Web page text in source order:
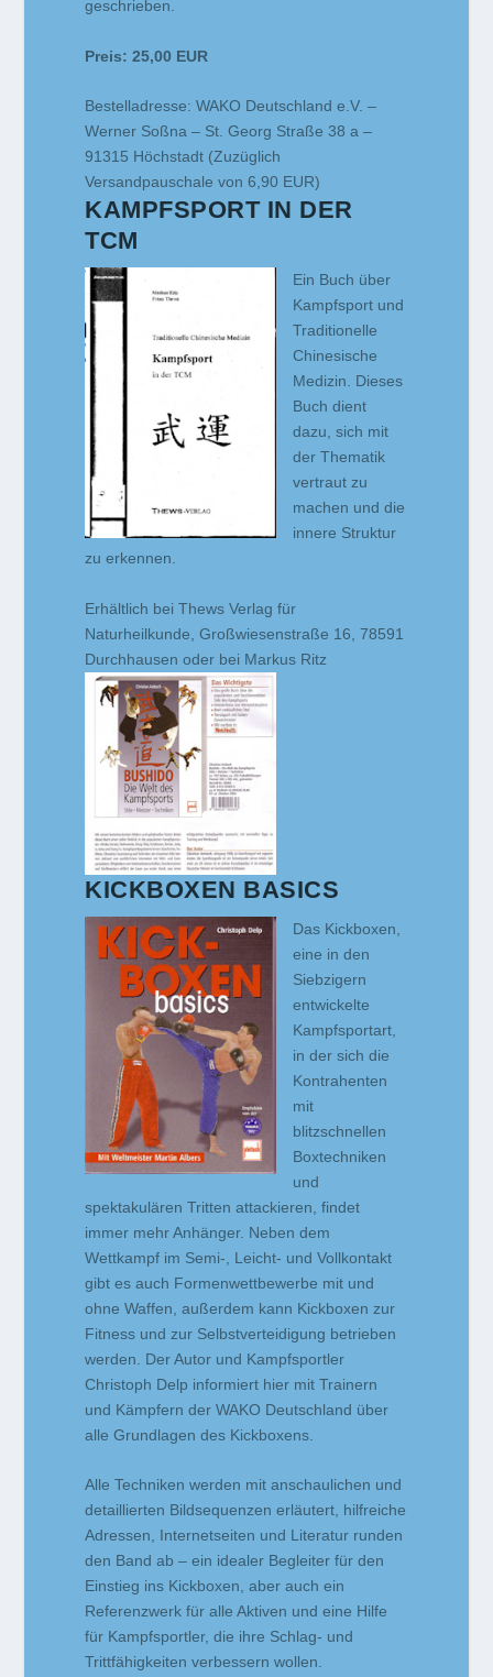
geschrieben.
Preis: 25,00 EUR
Bestelladresse: WAKO Deutschland e.V. –
Werner Soßna – St. Georg Straße 38 a –
91315 Höchstadt (Zuzüglich
Versandpauschale von 6,90 EUR)
KAMPFSPORT IN DER
TCM
Ein Buch über
Kampfsport und
Traditionelle
Chinesische
Medizin. Dieses
Buch dient
dazu, sich mit
der Thematik
vertraut zu
machen und die
innere Struktur
zu erkennen.
Erhältlich bei Thews Verlag für
Naturheilkunde, Großwiesenstraße 16, 78591
Durchhausen oder bei Markus Ritz
KICKBOXEN BASICS
Das Kickboxen,
eine in den
Siebzigern
entwickelte
Kampfsportart,
in der sich die
Kontrahenten
mit
blitzschnellen
Boxtechniken
und
spektakulären Tritten attackieren, findet
immer mehr Anhänger. Neben dem
Wettkampf im Semi-, Leicht- und Vollkontakt
gibt es auch Formenwettbewerbe mit und
ohne Waffen, außerdem kann Kickboxen zur
Fitness und zur Selbstverteidigung betrieben
werden. Der Autor und Kampfsportler
Christoph Delp informiert hier mit Trainern
und Kämpfern der WAKO Deutschland über
alle Grundlagen des Kickboxens.
Alle Techniken werden mit anschaulichen und
detaillierten Bildsequenzen erläutert, hilfreiche
Adressen, Internetseiten und Literatur runden
den Band ab – ein idealer Begleiter für den
Einstieg ins Kickboxen, aber auch ein
Referenzwerk für alle Aktiven und eine Hilfe
für Kampfsportler, die ihre Schlag- und
Trittfähigkeiten verbessern wollen.